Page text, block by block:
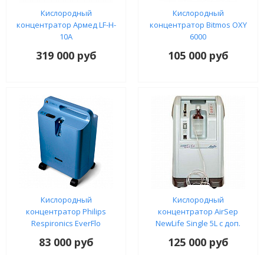
Кислородный
концентратор Армед LF-H-
10A
319 000 руб
Кислородный
концентратор Bitmos OXY
6000
105 000 руб
Кислородный
концентратор Philips
Respironics EverFlo
83 000 руб
Кислородный
концентратор AirSep
NewLife Single 5L с доп.
125 000 руб